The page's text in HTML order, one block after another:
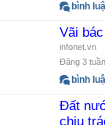
bình
Vãi
infonet.vn
Đăng 3
bình
Đất
chịu